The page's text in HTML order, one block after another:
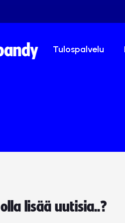
Tulospalvelu
lisää uutisia..?